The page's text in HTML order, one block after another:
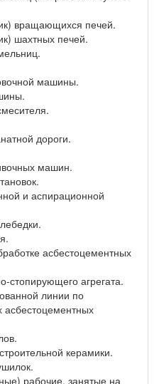
вращающихся печей.
шахтных печей.
машины.
дороги.
машин.
и аспирационной
асбестоцементных
стопирующего агрегата.
линии по
асбестоцементных
керамики.
рабочие, занятые на